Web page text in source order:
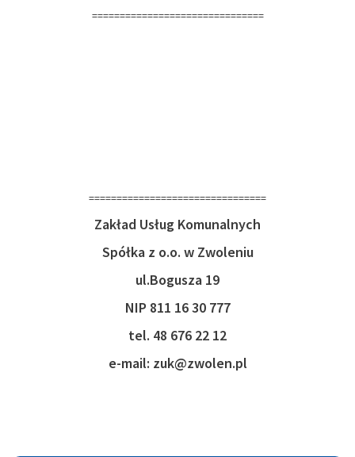
===============================
================================
Zakład Usług Komunalnych
Spółka z o.o. w Zwoleniu
ul.Bogusza 19
NIP 811 16 30 777
tel. 48 676 22 12
e-mail: zuk@zwolen.pl